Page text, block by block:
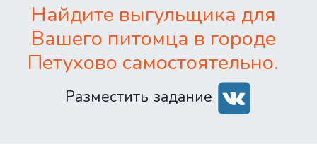
Найдите выгульщика для
Вашего питомца в городе
Петухово самостоятельно.
Разместить задание